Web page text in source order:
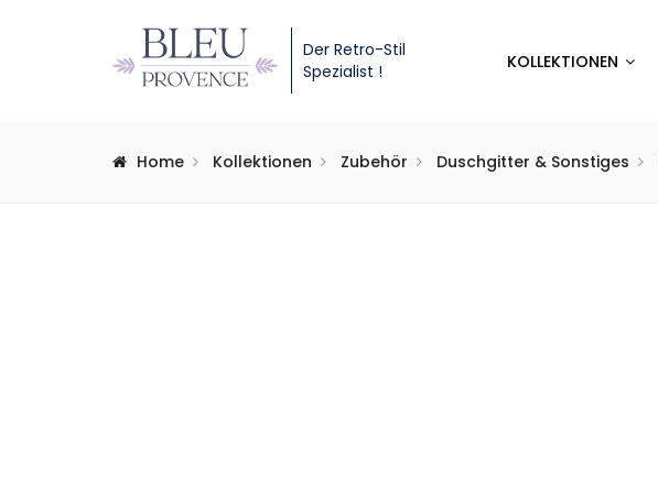
Der Retro-Stil
Spezialist !
KOLLEKTIONEN
Home Kollektionen Zubehör Duschgitter & Sonstiges